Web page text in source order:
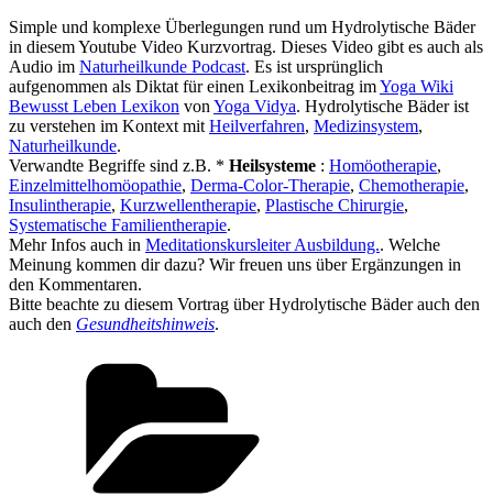
Simple und komplexe Überlegungen rund um Hydrolytische Bäder
in diesem Youtube Video Kurzvortrag. Dieses Video gibt es auch als
Audio im Naturheilkunde Podcast. Es ist ursprünglich
aufgenommen als Diktat für einen Lexikonbeitrag imYoga Wiki
Bewusst Leben Lexikon von Yoga Vidya. Hydrolytische Bäder ist
zu verstehen im Kontext mit Heilverfahren, Medizinsystem,
Naturheilkunde.
Verwandte Begriffe sind z.B. * Heilsysteme : Homöotherapie,
Einzelmittelhomöopathie, Derma-Color-Therapie, Chemotherapie,
Insulintherapie, Kurzwellentherapie, Plastische Chirurgie,
Systematische Familientherapie.
Mehr Infos auch in Meditationskursleiter Ausbildung.. Welche
Meinung kommen dir dazu? Wir freuen uns über Ergänzungen in
den Kommentaren.
Bitte beachte zu diesem Vortrag über Hydrolytische Bäder auch den
auch den Gesundheitshinweis.